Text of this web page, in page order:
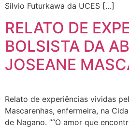
Silvio Futurkawa da UCES […]
RELATO DE
BOLSISTA DA
JOSEANE
Relato de experiências vividas
Mascarenhas, enfermeira, na
de Nagano. ”“O amor que